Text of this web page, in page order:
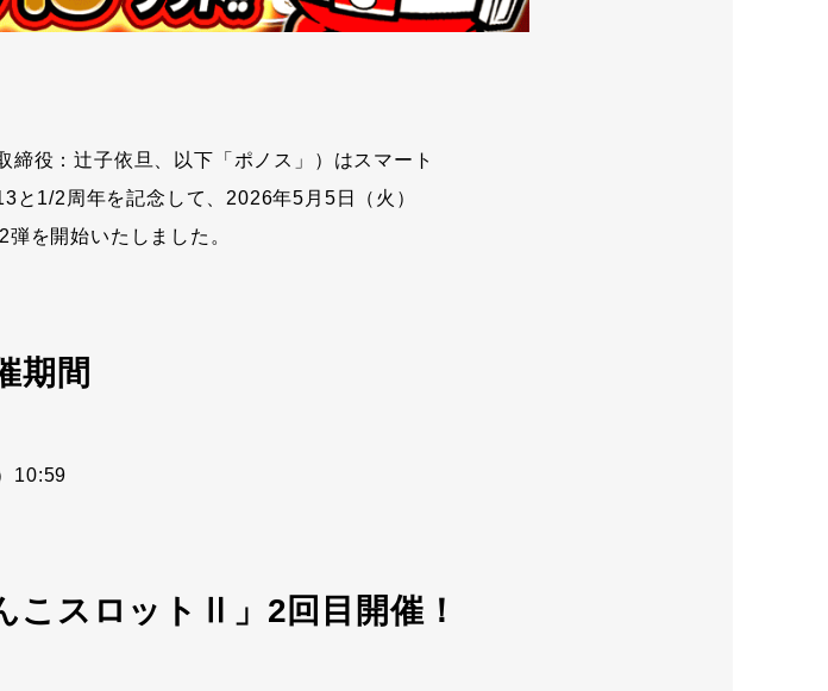
役：辻子依旦、以下「ポノス」）はスマート
と1/2周年を記念して、2026年5月5日（火）
を開始いたしました。
期間
10:59
こスロットⅡ」2回目開催！